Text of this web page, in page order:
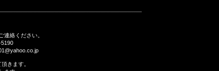
連絡ください。
きます。